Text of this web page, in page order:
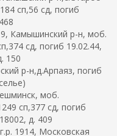
сп,56 сд, погиб
Камышинский р-н, моб.
сд, погиб 19.02.44,
150
р-н,д.Арпаяз, погиб
моб.
сп,377 сд, погиб
д. 409
1914, Московская